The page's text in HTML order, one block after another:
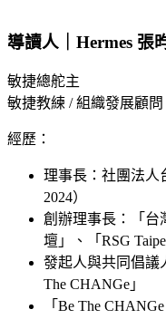
導讀人｜Hermes 張
敏捷總舵主
敏捷教練 / 組織發展顧問
經歷：
理事長：社團法人
2024）
創辦理事長：「台
壇」、「RSG Taipei
發起人與共同倡議
The CHANGe」
「Be The